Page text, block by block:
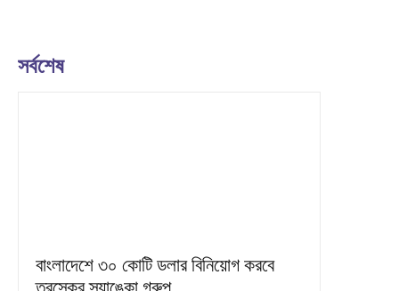
সর্বশেষ
বাংলাদেশে ৩০ কোটি ডলার বিনিয়োগ করবে